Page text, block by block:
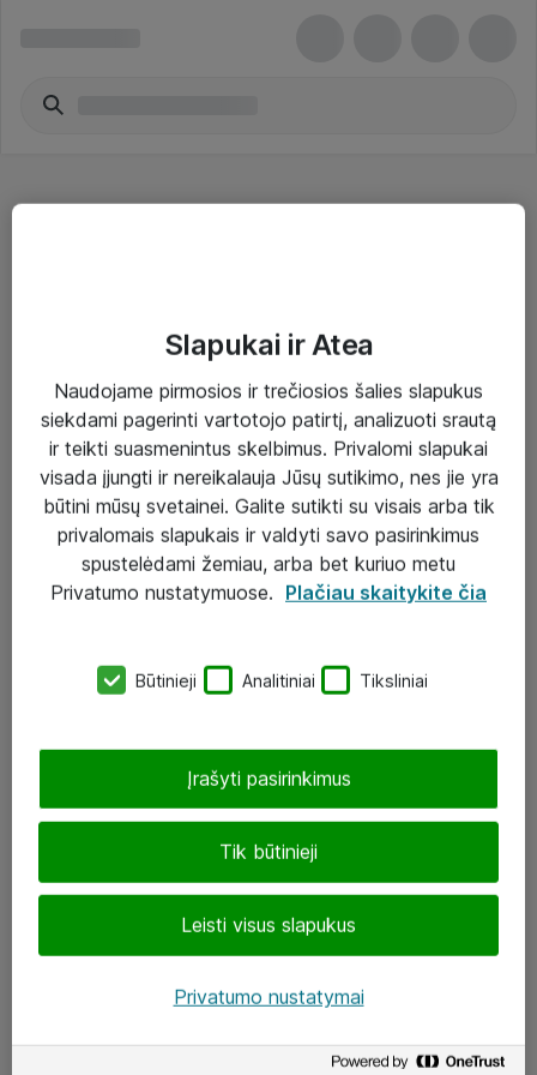
Sprendimai ir paslaugos
Paslaugos
Sprendimai
Įgyvendinti projektai
Atea ekspertų patarimai verslui
UAB „ATEA“
J. Rutkausko g. 6, Vilnius
Atea kontaktai
Aplankykite mus
Slapukai ir Atea
Naudojame pirmosios ir trečiosios šalies slapukus
siekdami pagerinti vartotojo patirtį, analizuoti srautą
ir teikti suasmenintus skelbimus. Privalomi slapukai
visada įjungti ir nereikalauja Jūsų sutikimo, nes jie yra
būtini mūsų svetainei. Galite sutikti su visais arba tik
privalomais slapukais ir valdyti savo pasirinkimus
spustelėdami žemiau, arba bet kuriuo metu
Privatumo nustatymuose. Plačiau skaitykite čia
Būtinieji Analitiniai Tiksliniai
Tik būtinieji
Leisti visus slapukus
Įrašyti pasirinkimus
Privatumo nustatymai